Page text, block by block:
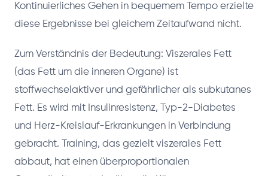
Kontinuierliches Gehen in bequemem Tempo erzielte
diese Ergebnisse bei gleichem Zeitaufwand nicht.
Zum Verständnis der Bedeutung: Viszerales Fett
(das Fett um die inneren Organe) ist
stoffwechselaktiver und gefährlicher als subkutanes
Fett. Es wird mit Insulinresistenz, Typ-2-Diabetes
und Herz-Kreislauf-Erkrankungen in Verbindung
gebracht. Training, das gezielt viszerales Fett
abbaut, hat einen überproportionalen